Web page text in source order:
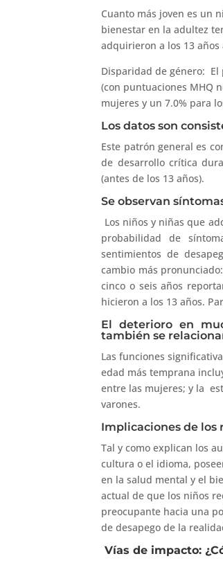
Cuanto más joven es un
bienestar en la adultez
adquirieron a los 13
Disparidad de género: El
(con puntuaciones MHQ
mujeres y un 7.0% para
Los datos son
Este patrón general es
de desarrollo crítica
(antes de los 13 años).
Se observan
Los niños y niñas que
probabilidad de
sentimientos de
cambio más
cinco o seis años
hicieron a los 13 años.
El deterioro en
también se
Las funciones
edad más temprana
entre las mujeres; y la
varones.
Implicaciones de los
Tal y como explican los
cultura o el idioma,
en la salud mental y el
actual de que los niños
preocupante hacia una
de desapego de la
Vías de impacto: